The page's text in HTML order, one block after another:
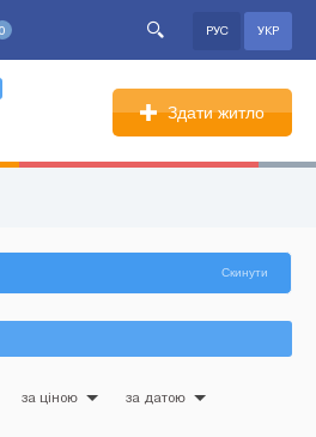
0 РУС УКР
Здати житло
Скинути
за ціною за датою